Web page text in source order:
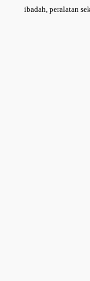
ibadah, peralatan